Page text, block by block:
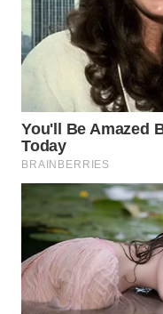
WN
KEPULAUAN
SERIBU
WN
TANGERANG
WN
BINJAI
WN
CIREBON
WN